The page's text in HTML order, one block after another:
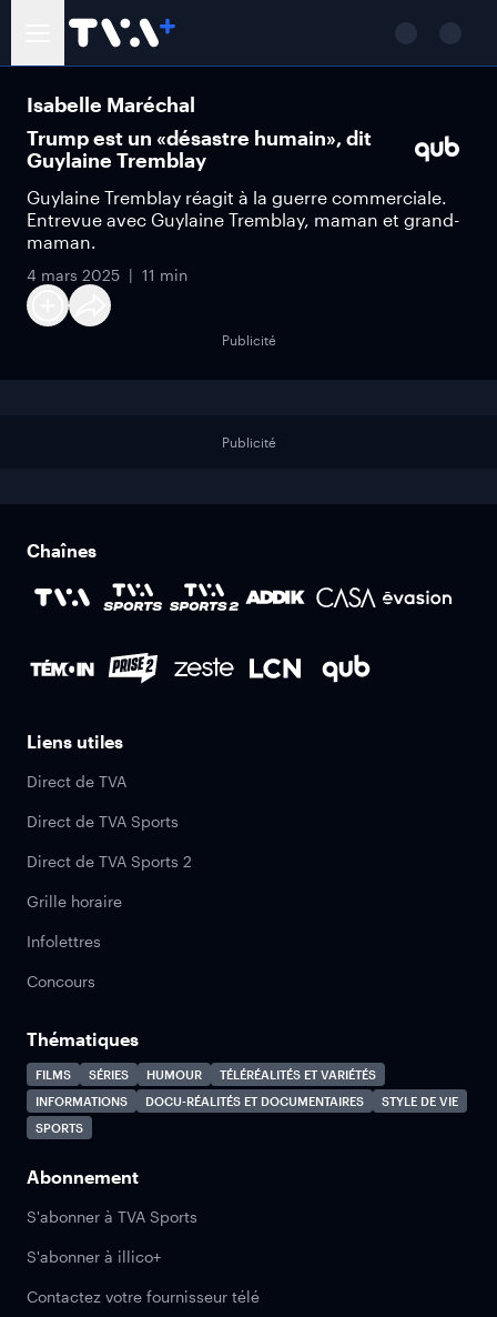
Isabelle Maréchal
Trump est un «désastre humain», dit
Guylaine Tremblay
Guylaine Tremblay réagit à la guerre commerciale.
Entrevue avec Guylaine Tremblay, maman et grand-
maman.
4 mars 2025 11 min
Publicité
Publicité
Chaînes
Liens utiles
Direct de TVA
Direct de TVA Sports
Direct de TVA Sports 2
Grille horaire
Infolettres
Concours
Thématiques
FILMS SÉRIES HUMOUR
TÉLÉRÉALITÉS ET VARIÉTÉS
INFORMATIONS
DOCU-RÉALITÉS ET DOCUMENTAIRES
STYLE DE VIE
SPORTS
Abonnement
S'abonner à TVA Sports
S'abonner à illico+
Contactez votre fournisseur télé